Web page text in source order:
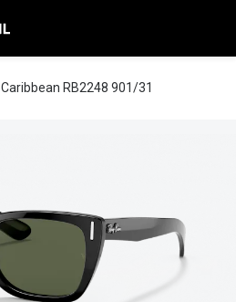
Pedro
Marta
Caribbean RB2248 901/31